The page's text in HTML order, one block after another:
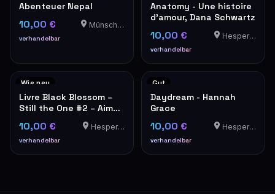
Abenteuer Nepal
10,00 €
verhandelbar
Münschecker
Anatomy - Une histoire
d'amour, Dana Schwartz
10,00 €
verhandelbar
Hesperange
Wie neu
Livre Black Blossom –
Still the One #2 – Aimée
10,00 €
verhandelbar
Hesperange
Gut
Daydream - Hannah
Grace
10,00 €
verhandelbar
Hesperange